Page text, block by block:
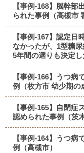
【事例-168】脳幹部
られた事例（高槻市
【事例-167】認定日
なかったが、1型糖尿
5年間の遡りも決定し
【事例-166】うつ病
例（枚方市 幼少期の
【事例-165】自閉症
認められた事例（茨
【事例-164】うつ病
例（高槻市）